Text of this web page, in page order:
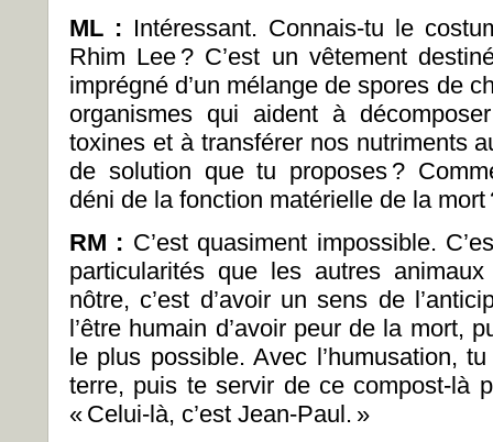
ML : Intéressant. Connais-tu le
Rhim Lee ? C’est un vêtement
imprégné d’un mélange de spores de
organismes qui aident à
toxines et à transférer nos nutriments
de solution que tu proposes ?
déni de la fonction matérielle de la mort
RM : C’est quasiment impossible.
particularités que les autres
nôtre, c’est d’avoir un sens de
l’être humain d’avoir peur de la mort,
le plus possible. Avec l’humusation,
terre, puis te servir de ce compost-là
« Celui-là, c’est Jean-Paul. »